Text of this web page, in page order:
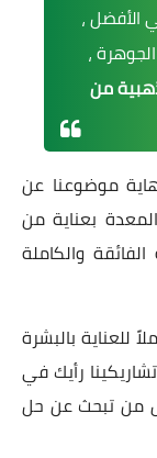
الأفضل ،
،
من
موضوعنا عن
بعناية من
والكاملة
للعناية بالبشرة
رأيك في
من تبحث عن حل